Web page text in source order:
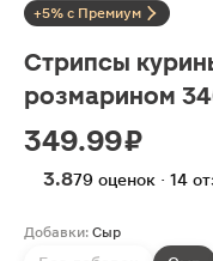
+5% с Премиум
Стрипсы
розмарином
349.99 ₽
3.879 оценок · 14
Добавки: Сыр